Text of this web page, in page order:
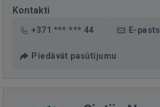
Kontakti
+371 *** *** 44 E-pasts
Piedāvāt pasūtījumu